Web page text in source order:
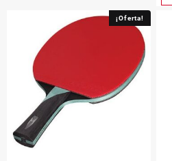
19,90 €.17,50 €.
¡Oferta!